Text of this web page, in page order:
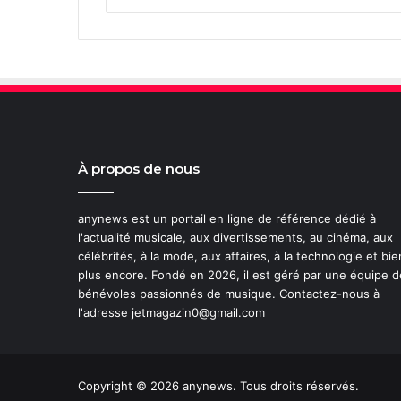
À propos de nous
anynews est un portail en ligne de référence dédié à
l'actualité musicale, aux divertissements, au cinéma, aux
célébrités, à la mode, aux affaires, à la technologie et
plus encore. Fondé en 2026, il est géré par une équipe
bénévoles passionnés de musique. Contactez-nous à
l'adresse jetmagazin0@gmail.com
Copyright © 2026 anynews. Tous droits réservés.